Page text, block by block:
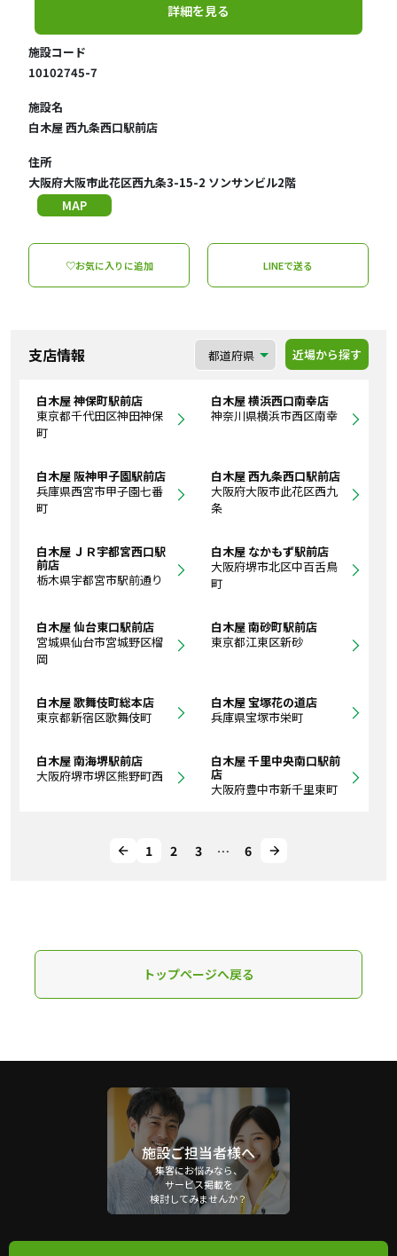
詳細を見る
施設コード
10102745-7
施設名
白木屋 西九条西口駅前店
住所
大阪府大阪市此花区西九条3-15-2 ソンサンビル2階
MAP
♡お気に入りに追加 LINEで送る
支店情報 近場から探す
白木屋 神保町駅前店
東京都千代田区神田神保
町
白木屋 横浜西口南幸店
神奈川県横浜市西区南幸
白木屋 阪神甲子園駅前店
兵庫県西宮市甲子園七番
町
白木屋 西九条西口駅前店
大阪府大阪市此花区西九
条
白木屋 ＪＲ宇都宮西口駅
前店
栃木県宇都宮市駅前通り
白木屋 なかもず駅前店
大阪府堺市北区中百舌鳥
町
白木屋 仙台東口駅前店
宮城県仙台市宮城野区榴
岡
白木屋 南砂町駅前店
東京都江東区新砂
白木屋 歌舞伎町総本店
東京都新宿区歌舞伎町
白木屋 宝塚花の道店
兵庫県宝塚市栄町
白木屋 南海堺駅前店
大阪府堺市堺区熊野町西
白木屋 千里中央南口駅前
店
大阪府豊中市新千里東町
1 2 3 … 6
トップページへ戻る
施設ご担当者様へ
集客にお悩みなら、
サービス掲載を
検討してみませんか？